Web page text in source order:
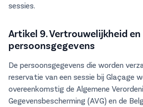
sessies.
Artikel 9. Vertrouwelijkheid en
persoonsgegevens
De persoonsgegevens die worden
reservatie van een sessie bij Glaçage
overeenkomstig de Algemene
Gegevensbescherming (AVG) en de